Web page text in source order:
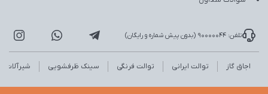
تلفن: 90000044 (بدون پیش شماره و رایگان)
اجاق گاز توالت ایرانی توالت فرنگی سینک ظرفشویی شیرآلات